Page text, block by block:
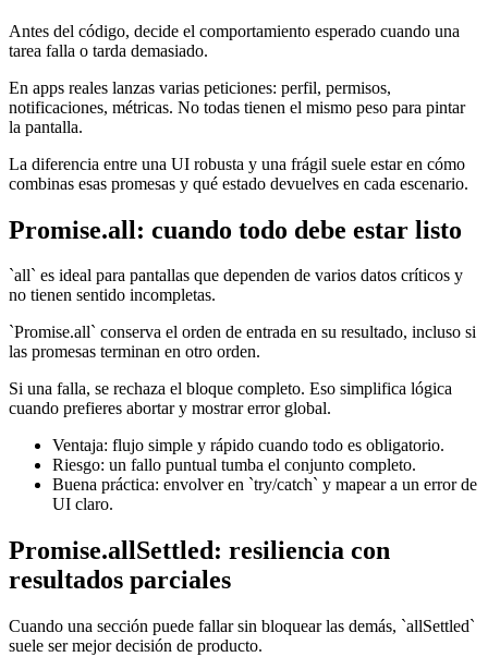
Antes del código, decide el comportamiento esperado cuando una
tarea falla o tarda demasiado.
En apps reales lanzas varias peticiones: perfil, permisos,
notificaciones, métricas. No todas tienen el mismo peso para pintar
la pantalla.
La diferencia entre una UI robusta y una frágil suele estar en cómo
combinas esas promesas y qué estado devuelves en cada escenario.
Promise.all: cuando todo debe estar listo
`all` es ideal para pantallas que dependen de varios datos críticos y
no tienen sentido incompletas.
`Promise.all` conserva el orden de entrada en su resultado, incluso si
las promesas terminan en otro orden.
Si una falla, se rechaza el bloque completo. Eso simplifica lógica
cuando prefieres abortar y mostrar error global.
Ventaja: flujo simple y rápido cuando todo es obligatorio.
Riesgo: un fallo puntual tumba el conjunto completo.
Buena práctica: envolver en `try/catch` y mapear a un error de
UI claro.
Promise.allSettled: resiliencia con
resultados parciales
Cuando una sección puede fallar sin bloquear las demás, `allSettled`
suele ser mejor decisión de producto.